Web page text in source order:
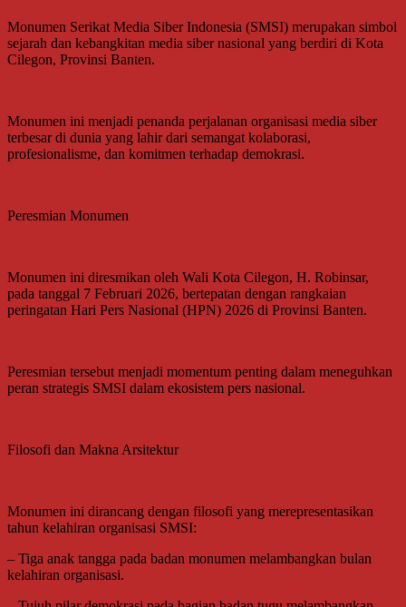
Monumen Serikat Media Siber Indonesia (SMSI) merupakan simbol
sejarah dan kebangkitan media siber nasional yang berdiri di Kota
Cilegon, Provinsi Banten.
Monumen ini menjadi penanda perjalanan organisasi media siber
terbesar di dunia yang lahir dari semangat kolaborasi,
profesionalisme, dan komitmen terhadap demokrasi.
Peresmian Monumen
Monumen ini diresmikan oleh Wali Kota Cilegon, H. Robinsar,
pada tanggal 7 Februari 2026, bertepatan dengan rangkaian
peringatan Hari Pers Nasional (HPN) 2026 di Provinsi Banten.
Peresmian tersebut menjadi momentum penting dalam meneguhkan
peran strategis SMSI dalam ekosistem pers nasional.
Filosofi dan Makna Arsitektur
Monumen ini dirancang dengan filosofi yang merepresentasikan
tahun kelahiran organisasi SMSI:
– Tiga anak tangga pada badan monumen melambangkan bulan
kelahiran organisasi.